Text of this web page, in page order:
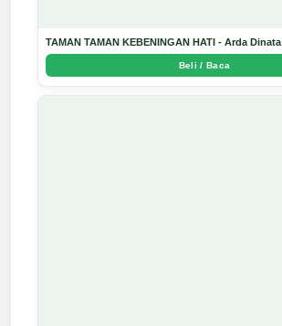
TAMAN TAMAN KEBENINGAN HATI - Arda Dinata
Beli / Baca